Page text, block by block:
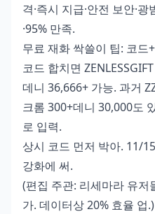
격·즉시 지급·안전 보안·
·95% 만족.
무료 재화 싹쓸이 팁: 코드
코드 합치면
데니 36,666+ 가능. 과거
크롬 300+데니 30,000도
로 입력.
상시 코드 먼저 박아. 11/
강화에 써.
(편집 주관: 리세마라 유저
가. 데이터상 20% 효율 업.)